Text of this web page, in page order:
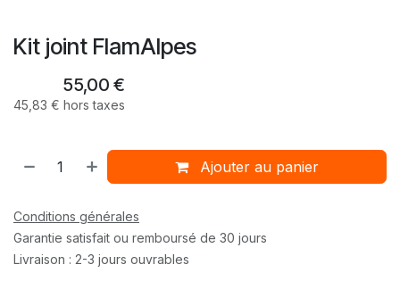
Kit joint FlamAlpes
55,00 €
45,83 € hors taxes
Ajouter au panier
Conditions générales
Garantie satisfait ou remboursé de 30 jours
Livraison : 2-3 jours ouvrables